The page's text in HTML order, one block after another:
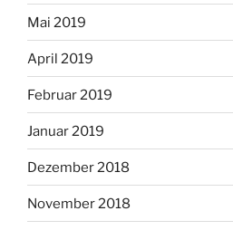
Mai 2019
April 2019
Februar 2019
Januar 2019
Dezember 2018
November 2018